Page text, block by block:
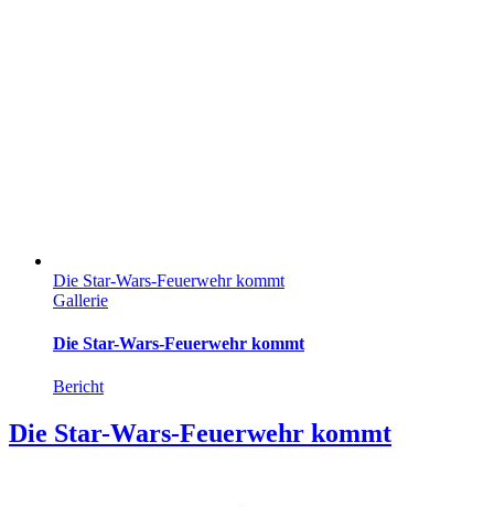
Die Star-Wars-Feuerwehr kommt
Gallerie
Die Star-Wars-Feuerwehr kommt
Bericht
Die Star-Wars-Feuerwehr kommt